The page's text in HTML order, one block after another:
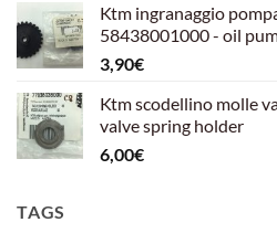
originale
era:
attuale
è:
Ktm ingranaggio
58438001000 - oil
3,90€
Ktm scodellino molle
valve spring holder
6,00€
TAGS